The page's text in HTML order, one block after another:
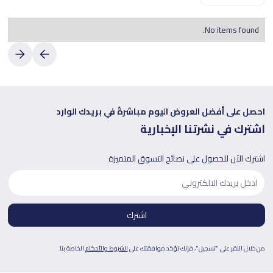
No items found.
احصل على أفضل العروض اليوم مباشرةً في بريدك الوارد
اشترك في نشرتنا الإخبارية
اشترك الآن للحصول على نصائح التسوق المتميزة
من خلال النقر على "تسجيل"، فإنك تؤكد موافقتك علىالشروط والأحكامالخاصة بنا.